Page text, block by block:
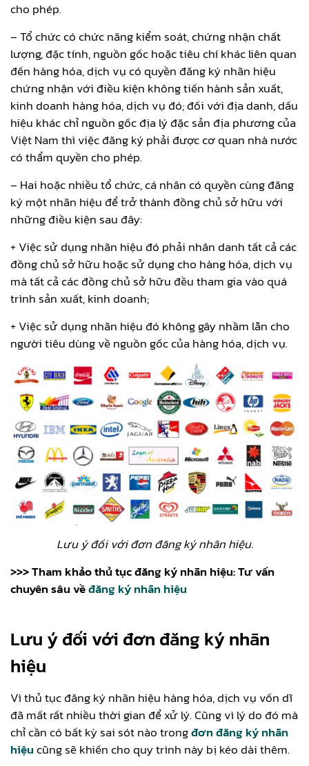
cho phép.
– Tổ chức có chức năng kiểm soát, chứng nhận chất
lượng, đặc tính, nguồn gốc hoặc tiêu chí khác liên quan
đến hàng hóa, dịch vụ có quyền đăng ký nhãn hiệu
chứng nhận với điều kiện không tiến hành sản xuất,
kinh doanh hàng hóa, dịch vụ đó; đối với địa danh, dấu
hiệu khác chỉ nguồn gốc địa lý đặc sản địa phương của
Việt Nam thì việc đăng ký phải được cơ quan nhà nước
có thẩm quyền cho phép.
– Hai hoặc nhiều tổ chức, cá nhân có quyền cùng đăng
ký một nhãn hiệu để trở thành đồng chủ sở hữu với
những điều kiện sau đây:
+ Việc sử dụng nhãn hiệu đó phải nhân danh tất cả các
đồng chủ sở hữu hoặc sử dụng cho hàng hóa, dịch vụ
mà tất cả các đồng chủ sở hữu đều tham gia vào quá
trình sản xuất, kinh doanh;
+ Việc sử dụng nhãn hiệu đó không gây nhầm lẫn cho
người tiêu dùng về nguồn gốc của hàng hóa, dịch vụ.
Lưu ý đối với đơn đăng ký nhãn hiệu.
>>> Tham khảo thủ tục đăng ký nhãn hiệu: Tư vấn
chuyên sâu vềđăng ký nhãn hiệu
Lưu ý đối với đơn đăng ký nhãn
hiệu
Vì thủ tục đăng ký nhãn hiệu hàng hóa, dịch vụ vốn dĩ
đã mất rất nhiều thời gian để xử lý. Cũng vì lý do đó mà
chỉ cần có bất kỳ sai sót nào trongđơn đăng ký nhãn
hiệucũng sẽ khiến cho quy trình này bị kéo dài thêm.